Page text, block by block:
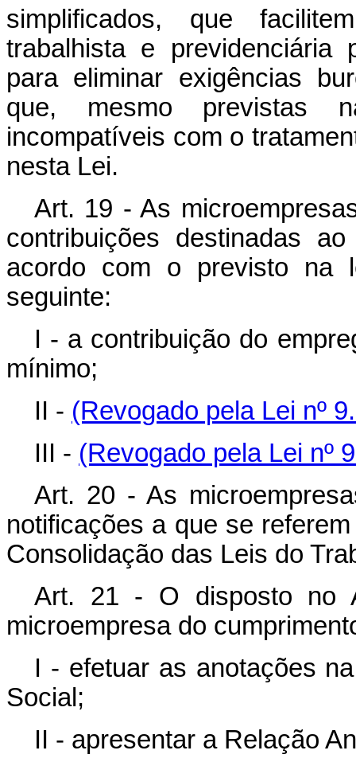
simplificados, que
trabalhista e previdenciária
para eliminar exigências
que, mesmo previstas
incompatíveis com o
nesta Lei.
Art. 19 - As
contribuições destinadas
acordo com o previsto na
seguinte:
I - a contribuição do
mínimo;
II - (Revogado pela Lei nº
III - (Revogado pela Lei nº
Art. 20 - As
notificações a que se
Consolidação das Leis do
Art. 21 - O disposto no
microempresa do
I - efetuar as anotações
Social;
II - apresentar a Relação